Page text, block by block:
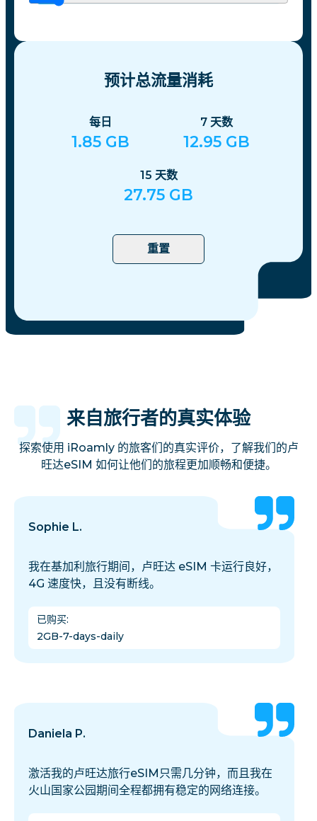
预计总流量消耗
每日
1.85 GB
7 天数
12.95 GB
15 天数
27.75 GB
重置
来自旅行者的真实体验
探索使用 iRoamly 的旅客们的真实评价，了解我们的卢
旺达eSIM 如何让他们的旅程更加顺畅和便捷。
Sophie L.
我在基加利旅行期间，卢旺达 eSIM 卡运行良好，
4G 速度快，且没有断线。
已购买:
2GB-7-days-daily
Daniela P.
激活我的卢旺达旅行eSIM只需几分钟，而且我在
火山国家公园期间全程都拥有稳定的网络连接。